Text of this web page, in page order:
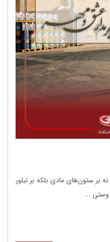
بر ستون‌های مادی بلکه بر تبلور
...